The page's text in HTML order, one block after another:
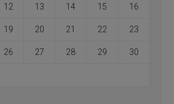
12 13 14 15 16
19 20 21 22 23
26 27 28 29 30